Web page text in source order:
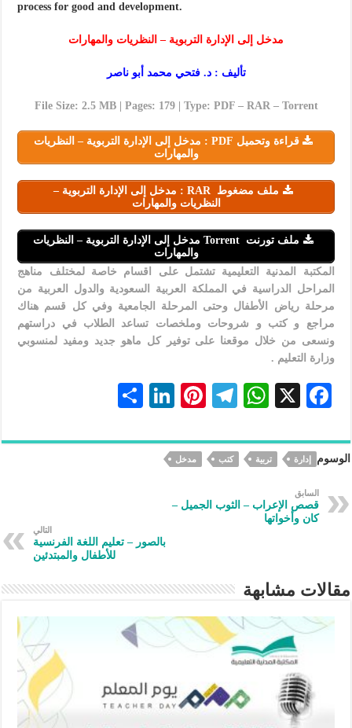
process for good and development.
مدخل إلى الإدارة التربوية – النظريات والمهارات
تأليف : د. فتحي محمد أبو ناصر
File Size: 2.5 MB | Pages: 179 | Type: PDF – RAR – Torrent
قراءة وتحميل PDF : مدخل إلى الإدارة التربوية – النظريات
والمهارات
ملف مضغوط RAR : مدخل إلى الإدارة التربوية –
النظريات والمهارات
ملف تورنت Torrent مدخل إلى الإدارة التربوية – النظريات
والمهارات
المكتبة المدنية التعليمية تشتمل على اقسام خاصة لمختلف مناهج
المراحل الدراسية في المملكة العربية السعودية والدول العربية من
مرحلة رياض الأطفال وحتى المرحلة الجامعية وفي كل قسم هناك
مراجع و كتب و شروحات وملخصات تساعد الطلاب في دراستهم
ونسعى من خلال موقعنا على توفير كل ماهو جديد ومفيد لمنسوبي
وزارة التعليم .
F
eb
oo
k
X
W
at
s
A
Te
gr
a
m
Pi
er
es
Li
ke
ar
الوسوم إدارة تربية كتب مدخل
السابق
قصص الإعراب – الثوب الجميل –
كان وأخواتها
التالي
بالصور – تعليم اللغة الفرنسية
للأطفال والمبتدئين
مقالات مشابهة